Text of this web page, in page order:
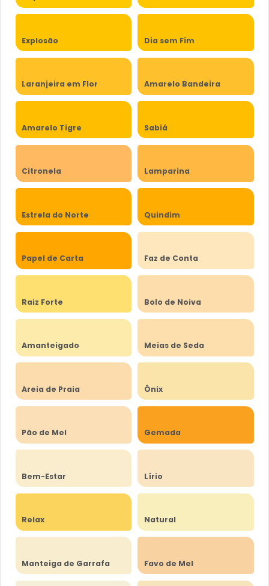
Explosão Dia sem Fim
Laranjeira em Flor Amarelo Bandeira
Amarelo Tigre Sabiá
Citronela Lamparina
Estrela do Norte Quindim
Papel de Carta Faz de Conta
Raiz Forte Bolo de Noiva
Amanteigado Meias de Seda
Areia de Praia Ônix
Pão de Mel Gemada
Bem-Estar Lírio
Relax Natural
Manteiga de Garrafa Favo de Mel